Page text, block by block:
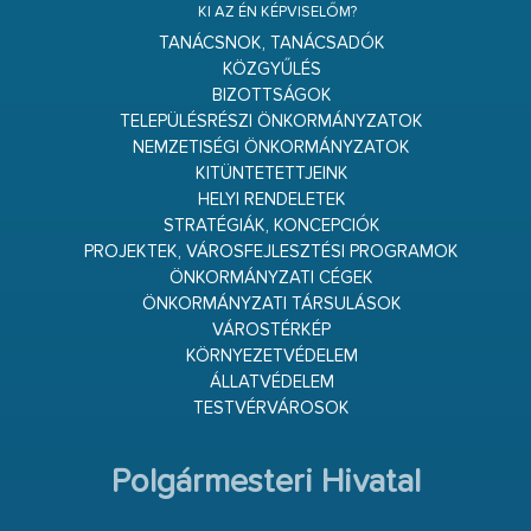
KI AZ ÉN KÉPVISELŐM?
TANÁCSNOK, TANÁCSADÓK
KÖZGYŰLÉS
BIZOTTSÁGOK
TELEPÜLÉSRÉSZI ÖNKORMÁNYZATOK
NEMZETISÉGI ÖNKORMÁNYZATOK
KITÜNTETETTJEINK
HELYI RENDELETEK
STRATÉGIÁK, KONCEPCIÓK
PROJEKTEK, VÁROSFEJLESZTÉSI PROGRAMOK
ÖNKORMÁNYZATI CÉGEK
ÖNKORMÁNYZATI TÁRSULÁSOK
VÁROSTÉRKÉP
KÖRNYEZETVÉDELEM
ÁLLATVÉDELEM
TESTVÉRVÁROSOK
Polgármesteri Hivatal